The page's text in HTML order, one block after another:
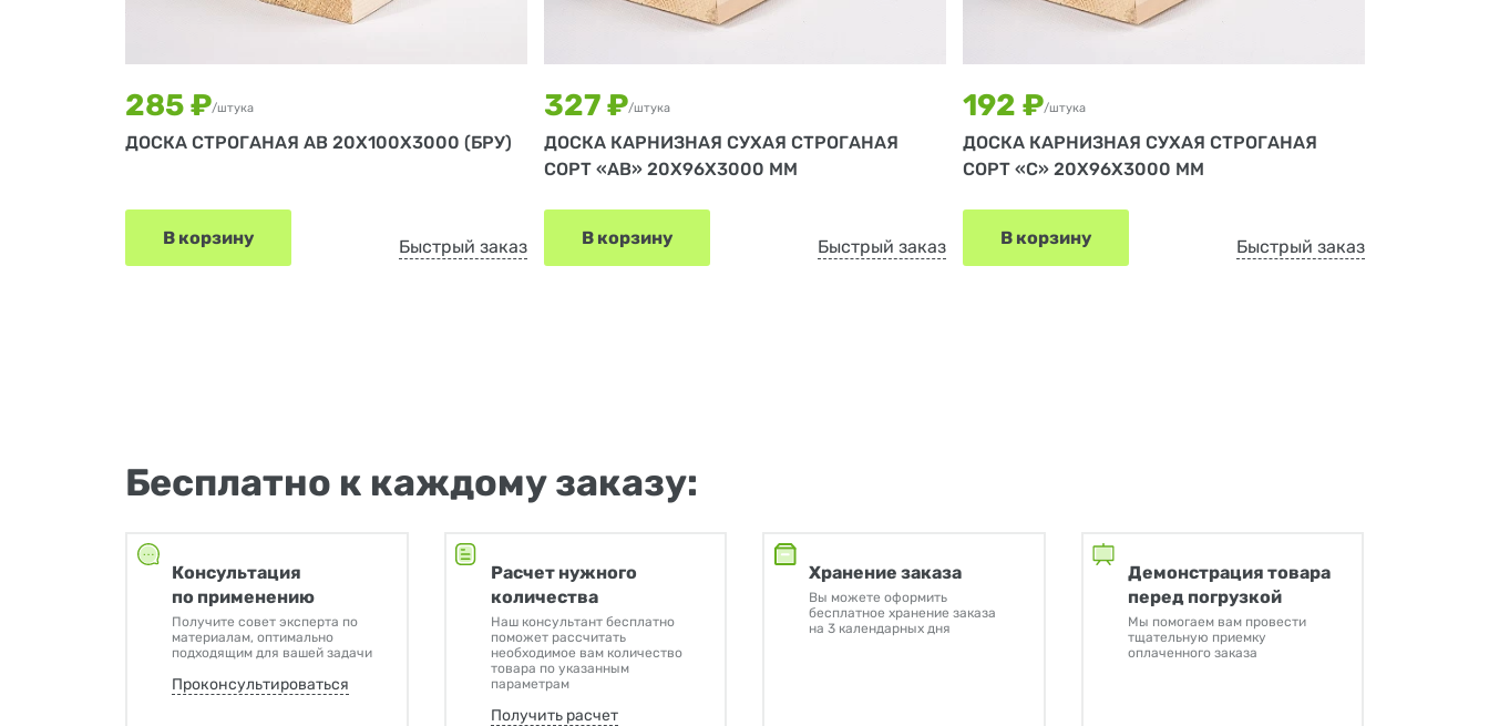
285 ₽/штука
ДОСКА СТРОГАНАЯ АВ 20Х100Х3000 (БРУ)
В корзину Быстрый заказ
327 ₽/штука
ДОСКА КАРНИЗНАЯ СУХАЯ СТРОГАНАЯ
СОРТ «АВ» 20Х96Х3000 ММ
В корзину Быстрый заказ
192 ₽/штука
ДОСКА КАРНИЗНАЯ СУХАЯ СТРОГАНАЯ
СОРТ «С» 20Х96Х3000 ММ
В корзину Быстрый заказ
Бесплатно к каждому заказу:
Консультация
по применению
Получите совет эксперта по
материалам, оптимально
подходящим для вашей задачи
Проконсультироваться
Расчет нужного
количества
Наш консультант бесплатно
поможет рассчитать
необходимое вам количество
товара по указанным
параметрам
Получить расчет
Хранение заказа
Вы можете оформить
бесплатное хранение заказа
на 3 календарных дня
Демонстрация товара
перед погрузкой
Мы помогаем вам провести
тщательную приемку
оплаченного заказа